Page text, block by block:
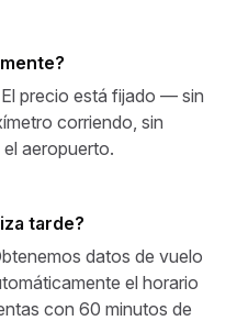
precio está fijado — sin
corriendo, sin
aeropuerto.
tarde?
datos de vuelo
el horario
con 60 minutos de